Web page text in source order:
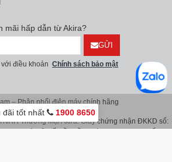
mãi hấp dẫn từ Akira?
GỬI
điều khoản Chính sách bảo mật
– Phân phối điện máy chính hãng
Thương Mại Akira. Giấy chứng nhận ĐKKD số:
tốt nhất 1900 8650